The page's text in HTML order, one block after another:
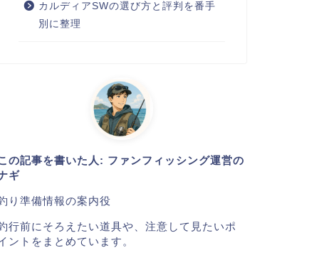
カルディアSWの選び方と評判を番手
別に整理
の記事を書いた人: ファンフィッシング運営の
ギ
り準備情報の案内役
行前にそろえたい道具や、注意して見たいポ
ントをまとめています。